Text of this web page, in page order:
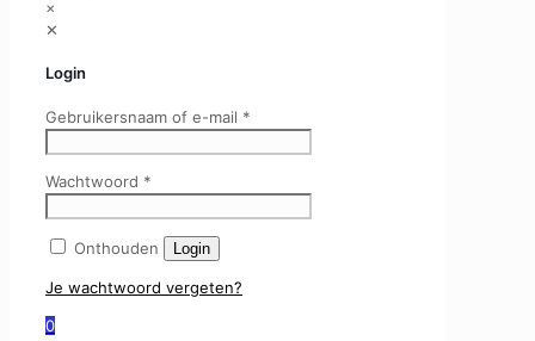
×
✕
Login
Gebruikersnaam of e-mail *
Wachtwoord *
Onthouden Login
Je wachtwoord vergeten?
0